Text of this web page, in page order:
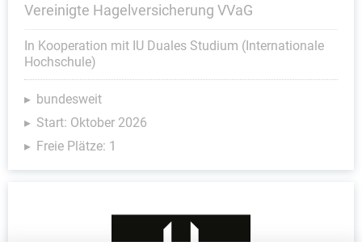
Vereinigte Hagelversicherung VVaG
In Kooperation mit IU Duales Studium (Internationale
Hochschule)
bundesweit
Start: Oktober 2026
Freie Plätze: 1